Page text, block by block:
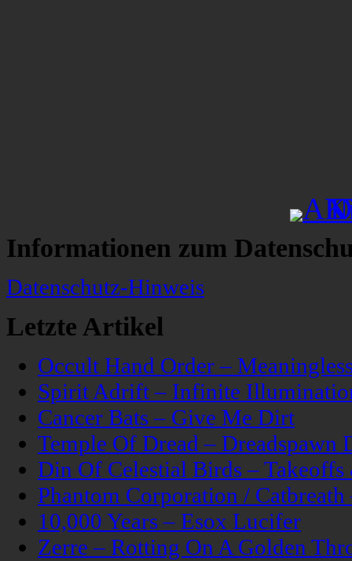
Informationen zum
Datenschutz-Hinweis
Letzte Artikel
Occult Hand Order –
Spirit Adrift – Infinite
Cancer Bats – Give Me Dirt
Temple Of Dread – Dreadspawn
Din Of Celestial Birds –
Phantom Corporation /
10,000 Years – Esox Lucifer
Zerre – Rotting On A Golden